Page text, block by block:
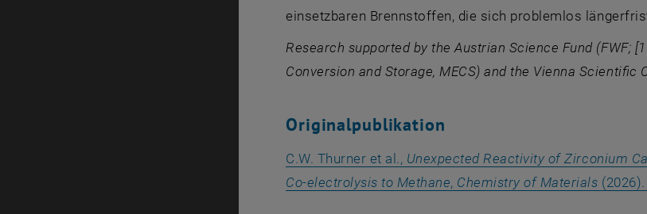
einsetzbaren Brennstoffen, die sich problemlos
Research supported by the Austrian Science Fund (FWF;
Conversion and Storage, MECS) and the Vienna Scientiﬁc
Originalpublikation
C.W. Thurner et al., Unexpected Reactivity of Zirconium
Co-electrolysis to Methane, Chemistry of Materials (2026).